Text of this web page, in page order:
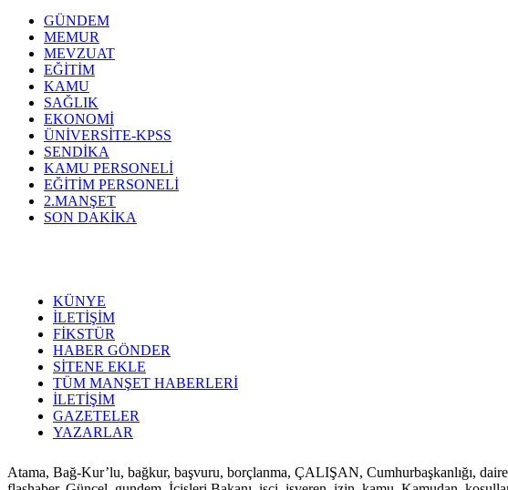
GÜNDEM
MEMUR
MEVZUAT
EĞİTİM
KAMU
SAĞLIK
EKONOMİ
ÜNİVERSİTE-KPSS
SENDİKA
KAMU PERSONELİ
EĞİTİM PERSONELİ
2.MANŞET
SON DAKİKA
KÜNYE
İLETİŞİM
FİKSTÜR
HABER GÖNDER
SİTENE EKLE
TÜM MANŞET HABERLERİ
İLETİŞİM
GAZETELER
YAZARLAR
Atama, Bağ-Kur’lu, bağkur, başvuru, borçlanma, ÇALIŞAN, Cumhurbaşkanlığı,